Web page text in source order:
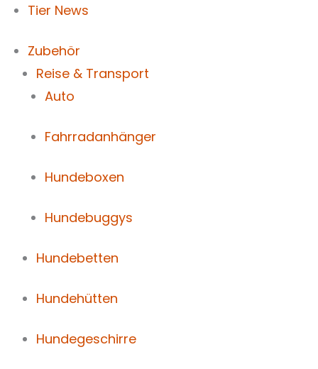
Tier News
Zubehör
Reise & Transport
Auto
Fahrradanhänger
Hundeboxen
Hundebuggys
Hundebetten
Hundehütten
Hundegeschirre